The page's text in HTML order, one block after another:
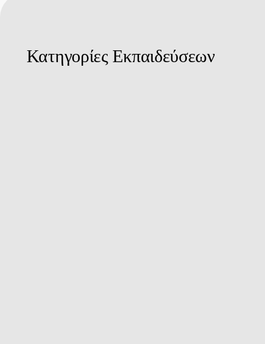
Κατηγορίες Εκπαιδεύσεων